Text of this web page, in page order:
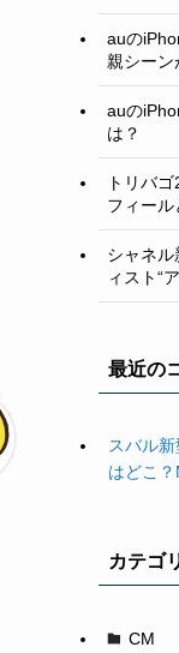
auの
親シーン
auの
は？
トリバ
フィール
シャネ
ィスト“
最近の
スバル
はどこ
カテゴ
CM